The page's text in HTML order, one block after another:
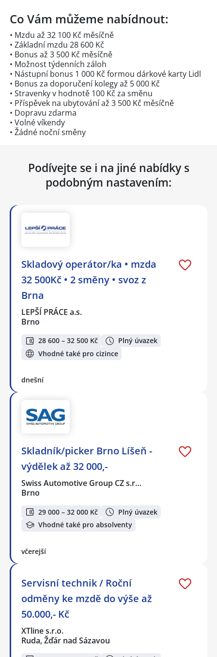
Co Vám můžeme nabídnout:
• Mzdu až 32 100 Kč měsíčně
• Základní mzdu 28 600 Kč
• Bonus až 3 500 Kč měsíčně
• Možnost týdenních záloh
• Nástupní bonus 1 000 Kč formou dárkové karty Lidl
• Bonus za doporučení kolegy až 5 000 Kč
• Stravenky v hodnotě 100 Kč za směnu
• Příspěvek na ubytování až 3 500 Kč měsíčně
• Dopravu zdarma
• Volné víkendy
• Žádné noční směny
Podívejte se i na jiné nabídky s
podobným nastavením:
Skladový operátor/ka • mzda
32 500Kč • 2 směny • svoz z
Brna
LEPŠÍ PRÁCE a.s.
Brno
28 600 – 32 500 Kč
Plný úvazek
Vhodné také pro cizince
dnešní
Skladník/picker Brno Líšeň -
výdělek až 32 000,-
Swiss Automotive Group CZ s.r…
Brno
29 000 – 32 000 Kč
Plný úvazek
Vhodné také pro absolventy
včerejší
Servisní technik / Roční
odměny ke mzdě do výše až
50.000,- Kč
XTline s.r.o.
Ruda, Žďár nad Sázavou